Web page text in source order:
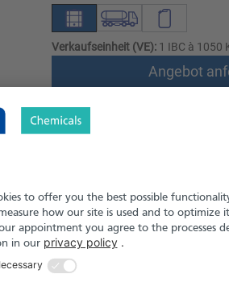
Verkaufseinheit (VE):1 IBC à 1050
Angebot
Versand nach Österreich